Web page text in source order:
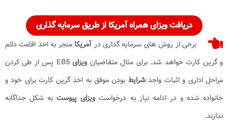
دریافت ویزای همراه آمریکا از طریق سرمایه گذاری
برخی از روش های سرمایه گذاری در آمریکامنجر به اخذ اقامت دائم
و گرین کارت خواهد شد. برای مثال متقاضیان ویزای
EB5 پس از طی کردن
مراحل اداری و اثبات واجدشرایط بودن موفق به اخذ گرین کارت برای خود و
خانواده شده و در ادامه نیاز به درخواست ویزای پیوست به شکل جداگانه
ندارند.